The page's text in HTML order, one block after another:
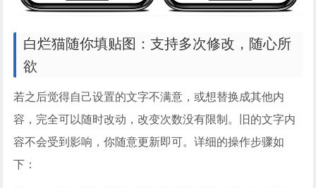
白烂猫随你填贴图：支持多次修改，随心所
欲
若之后觉得自己设置的文字不满意，或想替换成其他内
容，完全可以随时改动，改变次数没有限制。旧的文字内
容不会受到影响，你随意更新即可。详细的操作步骤如
下：